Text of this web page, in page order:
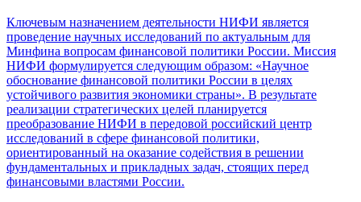
Ключевым назначением деятельности НИФИ является
проведение научных исследований по актуальным для
Минфина вопросам финансовой политики России. Миссия
НИФИ формулируется следующим образом: «Научное
обоснование финансовой политики России в целях
устойчивого развития экономики страны». В результате
реализации стратегических целей планируется
преобразование НИФИ в передовой российский центр
исследований в сфере финансовой политики,
ориентированный на оказание содействия в решении
фундаментальных и прикладных задач, стоящих перед
финансовыми властями России.